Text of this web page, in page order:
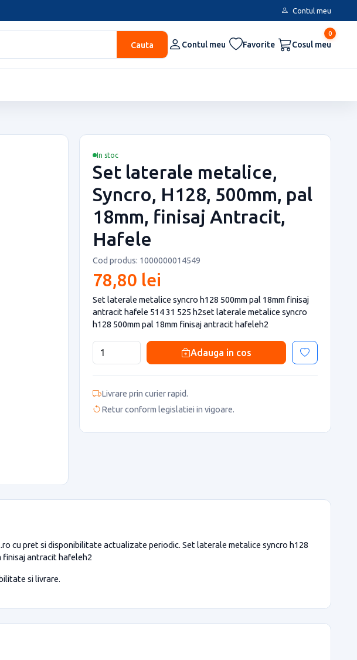
Contul meu
Cauta Contul meu Favorite
0
Cosul meu
In stoc
Set laterale metalice,
Syncro, H128, 500mm, pal
18mm, finisaj Antracit,
Hafele
Cod produs: 1000000014549
78,80 lei
Set laterale metalice syncro h128 500mm pal 18mm finisaj
antracit hafele 514 31 525 h2set laterale metalice syncro
h128 500mm pal 18mm finisaj antracit hafeleh2
Adauga in cos
Livrare prin curier rapid.
Retur conform legislatiei in vigoare.
cu pret si disponibilitate actualizate periodic. Set laterale metalice syncro h128
finisaj antracit hafeleh2
si livrare.